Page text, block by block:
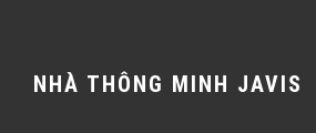
NHÀ THÔNG MINH JAVIS